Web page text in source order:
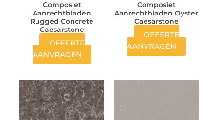
Composiet
Aanrechtbladen
Rugged Concrete
Caesarstone
OFFERTE
AANVRAGEN
Composiet
Aanrechtbladen Oyster
Caesarstone
OFFERTE
AANVRAGEN